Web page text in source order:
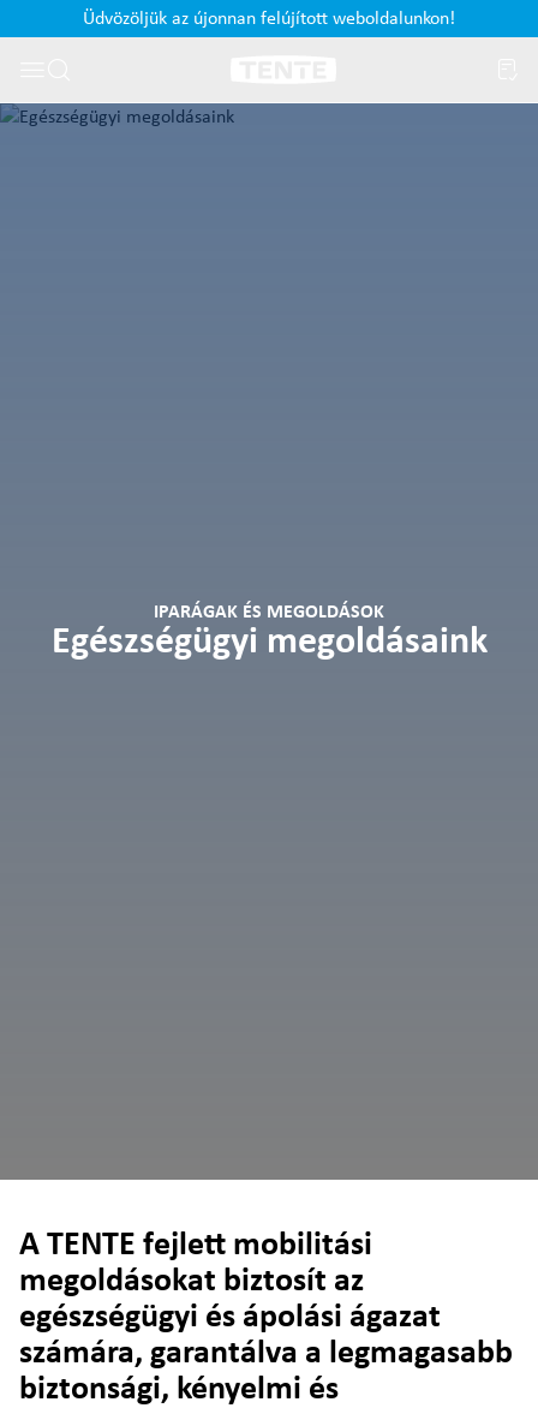
Ugrás a kereséshez
Üdvözöljük az újonnan felújított weboldalunkon!
IPARÁGAK ÉS MEGOLDÁSOK
Egészségügyi megoldásaink
A TENTE fejlett mobilitási
megoldásokat biztosít az
egészségügyi és ápolási ágazat
számára, garantálva a legmagasabb
biztonsági, kényelmi és